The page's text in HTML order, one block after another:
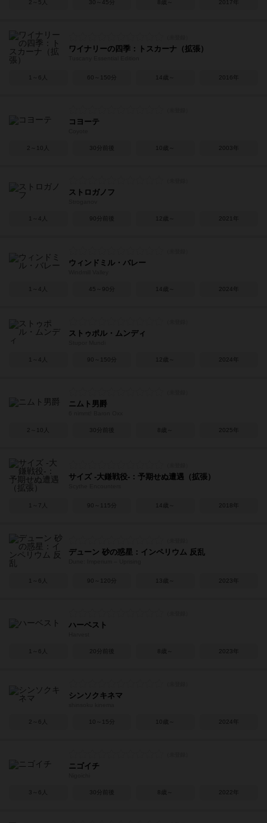
2～5人 30～45分 2017年
ワイナリーの四季：トスカーナ（拡張）
1～6人 60～150分 14歳～ 2016年
コヨーテ
2～10人 30分前後 10歳～ 2003年
ストロガノフ
1～4人 90分前後 12歳～ 2021年
ウィンドミル・バレー
1～4人 45～90分 14歳～ 2024年
ストゥポル・ムンディ
1～4人 90～150分 12歳～ 2024年
ニムト男爵
2～10人 30分前後 8歳～ 2025年
サイズ -大鎌戦役-：予期せぬ遭遇（拡張）
1～7人 90～115分 14歳～ 2018年
デューン 砂の惑星：インペリウム 反乱
1～6人 90～120分 13歳～ 2023年
ハーベスト
1～6人 20分前後 8歳～ 2023年
シンソクキネマ
2～6人 10～15分 10歳～ 2024年
ニゴイチ
3～6人 30分前後 8歳～ 2022年